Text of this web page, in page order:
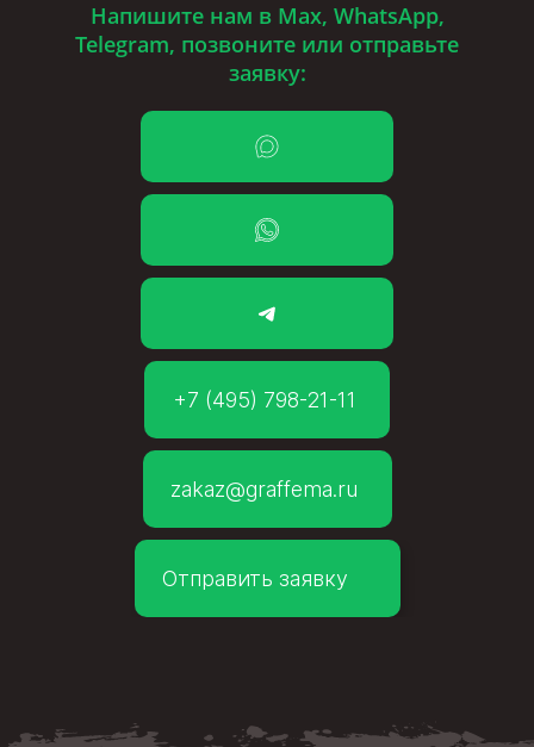
Напишите нам в Max, WhatsApp,
Telegram, позвоните или отправьте
заявку:
+7 (495) 798-21-11
zakaz@graffema.ru
Отправить заявку